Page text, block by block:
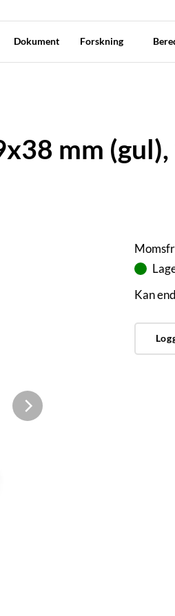
Dokument Forskning
mm
Kan